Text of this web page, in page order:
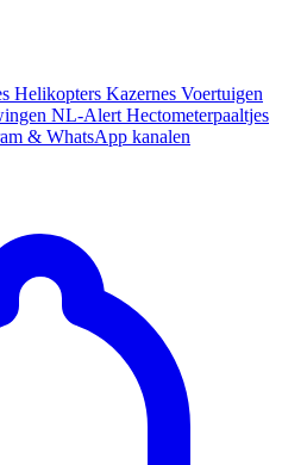
Helikopters Kazernes Voertuigen
NL-Alert Hectometerpaaltjes
& WhatsApp kanalen